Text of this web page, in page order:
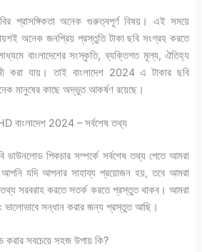
প্রাসঙ্গিকতা অনেক গুরুত্বপূর্ণ বিষয়। এই সময়ে
অনেক জনপ্রিয় প্রস্তুতি টাকা ছবি সংগ্রহ করতে
বাংলাদেশের সংস্কৃতি, ব্যক্তিগত মূল্য, ঐতিহ্য
করা যায়। তাই বাংলাদেশ 2024 এ টাকার ছবি
মানুষের কাছে অদ্ভুত আকর্ষণ রয়েছে।
বাংলাদেশ 2024 – সর্বশেষ তথ্য
ডাউনলোড পিকচার সম্পর্কে সর্বশেষ তথ্য পেতে আমরা
আপনি যদি আপনার সাহায্য প্রয়োজন হয়, তবে আমরা
তথ্য সরবরাহ করতে সতর্ক করতে প্রস্তুত থাকব। আমরা
ভালোভাবে সন্ধান করার জন্য প্রস্তুত আছি।
করার সবচেয়ে সহজ উপায় কি?